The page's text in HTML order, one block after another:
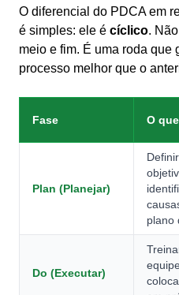
O diferencial do PDCA em
é simples: ele é cíclico.
meio e fim. É uma roda que
processo melhor que o
Fase O
Plan (Planejar)
plano
Do (Executar)